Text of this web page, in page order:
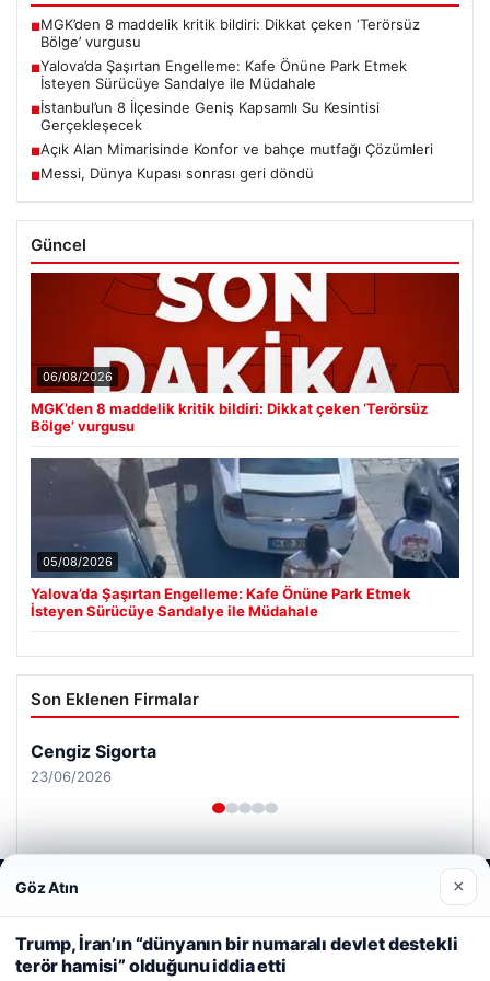
■MGK’den 8 maddelik kritik bildiri: Dikkat çeken ‘Terörsüz
Bölge’ vurgusu
■Yalova’da Şaşırtan Engelleme: Kafe Önüne Park Etmek
İsteyen Sürücüye Sandalye ile Müdahale
■İstanbul’un 8 İlçesinde Geniş Kapsamlı Su Kesintisi
Gerçekleşecek
■Açık Alan Mimarisinde Konfor ve bahçe mutfağı Çözümleri
■Messi, Dünya Kupası sonrası geri döndü
Güncel
06/08/2026
MGK’den 8 maddelik kritik bildiri: Dikkat çeken ‘Terörsüz
Bölge’ vurgusu
05/08/2026
Yalova’da Şaşırtan Engelleme: Kafe Önüne Park Etmek
İsteyen Sürücüye Sandalye ile Müdahale
Son Eklenen Firmalar
Cengiz Sigorta
23/06/2026
© 2026 Analiz Gazete – Güncel Haberler
Web sitemizi nasıl kullandığınızı daha iyi anlayabilmek,
deneyiminizi kişiselleştirmek ve geliştirmek amacıyla çerezler
kullanıyoruz. Çerez Politikamız
Reddet Kabul Et
Göz Atın ×
Trump, İran’ın “dünyanın bir numaralı devlet destekli
terör hamisi” olduğunu iddia etti